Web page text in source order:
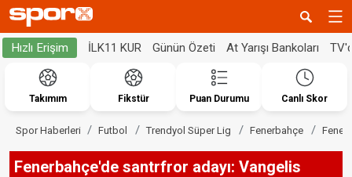
Hızlı Erişim İLK11 KUR Günün Özeti At Yarışı Bankoları
Takımım Fikstür Puan Durumu Canlı Skor
Spor Haberleri Futbol Trendyol Süper Lig Fenerbahçe
Fenerbahçe'de santrfror adayı: Vangelis